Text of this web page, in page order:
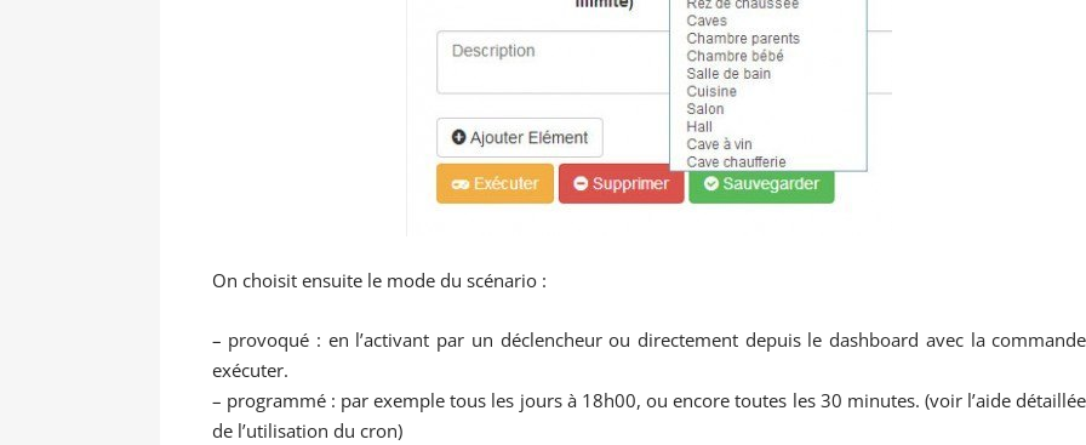
On choisit ensuite le mode du scénario :
– provoqué : en l’activant par un déclencheur ou directement depuis le dashboard avec la commande
exécuter.
– programmé : par exemple tous les jours à 18h00, ou encore toutes les 30 minutes. (voir l’aide détaillée
de l’utilisation du cron)